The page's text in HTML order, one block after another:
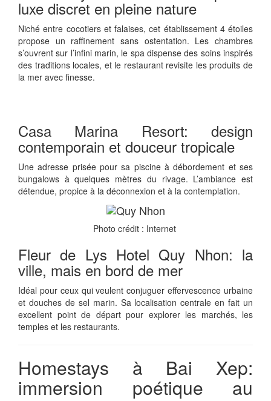
luxe discret en pleine nature
Niché entre cocotiers et falaises, cet établissement 4 étoiles
propose un raffinement sans ostentation. Les chambres
s’ouvrent sur l’infini marin, le spa dispense des soins inspirés
des traditions locales, et le restaurant revisite les produits de
la mer avec finesse.
Casa Marina Resort: design
contemporain et douceur tropicale
Une adresse prisée pour sa piscine à débordement et ses
bungalows à quelques mètres du rivage. L’ambiance est
détendue, propice à la déconnexion et à la contemplation.
Photo crédit : Internet
Fleur de Lys Hotel Quy Nhon: la
ville, mais en bord de mer
Idéal pour ceux qui veulent conjuguer effervescence urbaine
et douches de sel marin. Sa localisation centrale en fait un
excellent point de départ pour explorer les marchés, les
temples et les restaurants.
Homestays à Bai Xep:
immersion poétique au